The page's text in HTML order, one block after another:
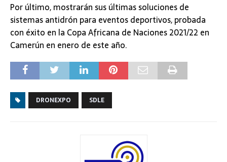
Por último, mostrarán sus últimas soluciones de
sistemas antidrón para eventos deportivos, probada
con éxito en la Copa Africana de Naciones 2021/22 en
Camerún en enero de este año.
DRONEXPO SDLE